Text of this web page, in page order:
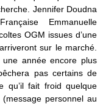
Jennifer Doudna
Emmanuelle
OGM issues d’une
sur le marché.
année encore plus
pas certains de
qu’il fait froid quelque
personnel au